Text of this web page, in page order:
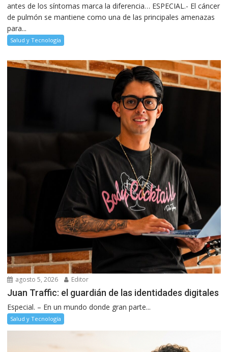
antes de los síntomas marca la diferencia… ESPECIAL.- El cáncer
de pulmón se mantiene como una de las principales amenazas
para...
Salud y Tecnología
agosto 5, 2026 Editor
Juan Traffic: el guardián de las identidades digitales
Especial. – En un mundo donde gran parte...
Salud y Tecnología